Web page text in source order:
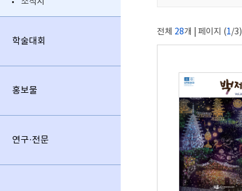
학술대회
홍보물
연구·전문
전체 28개 | 페이지 (1/3)